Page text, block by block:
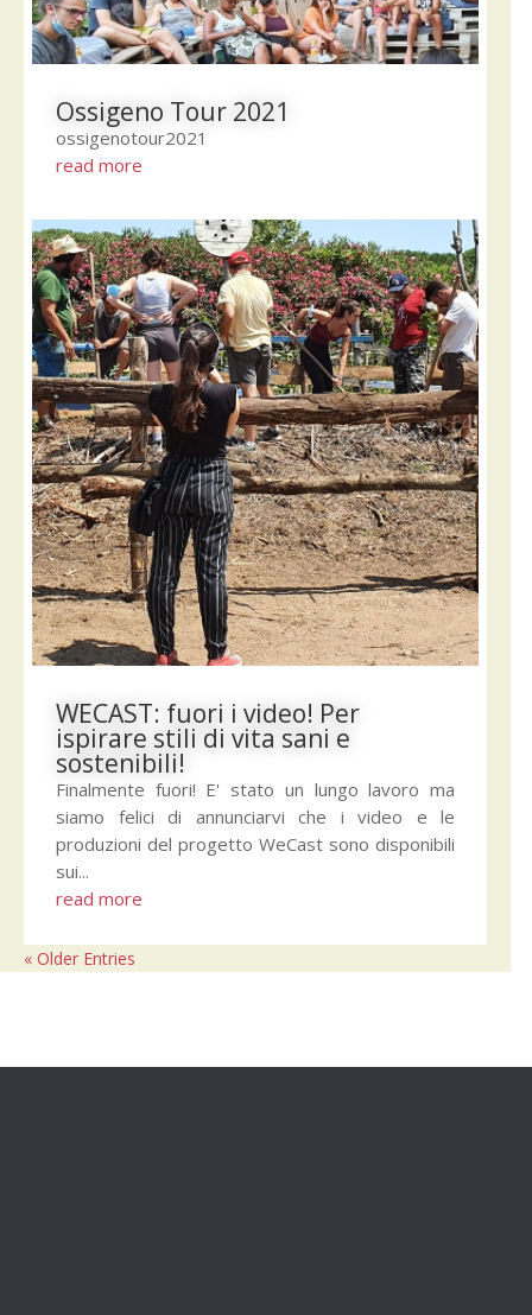
Ossigeno Tour 2021
ossigenotour2021
read more
WECAST: fuori i video! Per
ispirare stili di vita sani e
sostenibili!
Finalmente fuori! E' stato un lungo lavoro ma
siamo felici di annunciarvi che i video e le
produzioni del progetto WeCast sono disponibili
sui...
read more
« Older Entries